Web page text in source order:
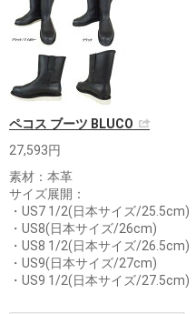
ペコス ブーツ BLUCO
27,593円
素材：本革
サイズ展開：
・US7 1/2(日本サイズ/25.5cm)
・US8(日本サイズ/26cm)
・US8 1/2(日本サイズ/26.5cm)
・US9(日本サイズ/27cm)
・US9 1/2(日本サイズ/27.5cm)